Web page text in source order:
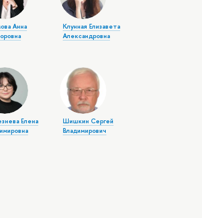
Анна
Клунная Елизавета
Александровна
Елена
Шишкин Сергей
Владимирович